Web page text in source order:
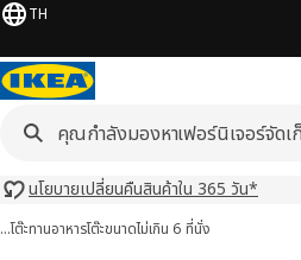
TH
นโยบายเปลี่ยนคืนสินค้าใน 365 วัน*
…โต๊ะทานอาหารโต๊ะขนาดไม่เกิน 6 ที่นั่ง